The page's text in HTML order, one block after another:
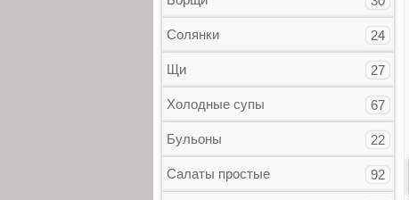
Солянки 24
Щи 27
Холодные супы 67
Бульоны 22
Салаты простые 92